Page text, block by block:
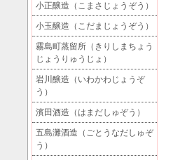
小正醸造（こまさじょうぞう）
小玉醸造（こだまじょうぞう）
霧島町蒸留所（きりしまちょう
じょうりゅうじょ）
岩川醸造（いわかわじょうぞ
う）
濱田酒造（はまだしゅぞう）
五島灘酒造（ごとうなだしゅぞ
う）